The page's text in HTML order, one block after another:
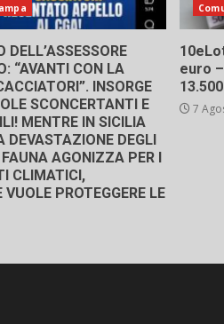
DELL’ASSESSORE
“AVANTI CON LA
INSORGE
SCONCERTANTI E
MENTRE IN SICILIA
DEVASTAZIONE DEGLI
AGONIZZA PER I
CLIMATICI,
VUOLE PROTEGGERE LE
euro
7